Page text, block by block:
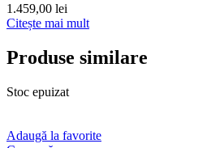
1.459,00 lei
Citește mai mult
Produse similare
Stoc epuizat
Adaugă la favorite